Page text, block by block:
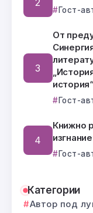
Гост-
От
история“
Гост-
Книжно
Гост-
Категории
Автор под